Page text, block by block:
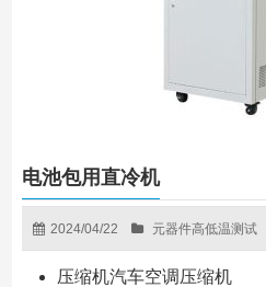
电池包用直冷机
2024/04/22 元器件高低温测试
压缩机汽车空调压缩机